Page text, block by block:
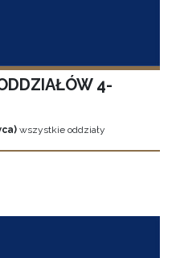
4-
wszystkie oddziały